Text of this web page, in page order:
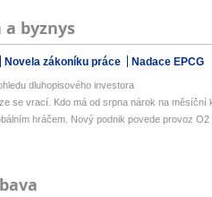
byznys
Novela zákoníku práce Nadace EPCG
dluhopisového investora
se vrací. Kdo má od srpna nárok na měsíční
hráčem. Nový podnik povede provoz O2